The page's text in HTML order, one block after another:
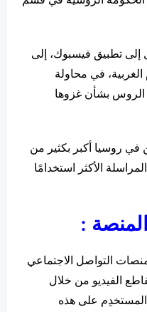
تطبيق فيسبوك، إلى
في محاولة
الروس بشأن غزوها
روسيا أكبر بكثير من
الأكثر استخدامًا
:
التواصل الاجتماعي
الفيديو من خلال
على هذه